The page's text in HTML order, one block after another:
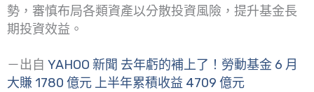
勢，審慎布局各類資產以分散投資風險，提升基金長
期投資效益。
－出自 YAHOO 新聞 去年虧的補上了！勞動基金 6 月
大賺 1780 億元 上半年累積收益 4709 億元